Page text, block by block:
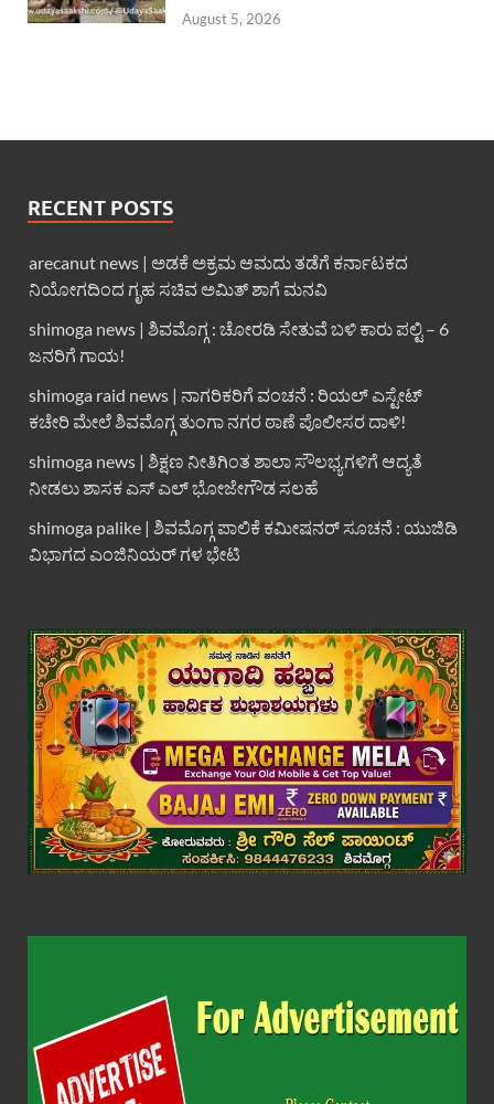
August 5, 2026
RECENT POSTS
arecanut news | ಅಡಕೆ ಅಕ್ರಮ ಆಮದು ತಡೆಗೆ ಕರ್ನಾಟಕದ
ನಿಯೋಗದಿಂದ ಗೃಹ ಸಚಿವ ಅಮಿತ್ ಶಾಗೆ ಮನವಿ
shimoga news | ಶಿವಮೊಗ್ಗ : ಚೋರಡಿ ಸೇತುವೆ ಬಳಿ ಕಾರು ಪಲ್ಟಿ – 6
ಜನರಿಗೆ ಗಾಯ!
shimoga raid news | ನಾಗರಿಕರಿಗೆ ವಂಚನೆ : ರಿಯಲ್ ಎಸ್ಟೇಟ್
ಕಚೇರಿ ಮೇಲೆ ಶಿವಮೊಗ್ಗ ತುಂಗಾ ನಗರ ಠಾಣೆ ಪೊಲೀಸರ ದಾಳಿ!
shimoga news | ಶಿಕ್ಷಣ ನೀತಿಗಿಂತ ಶಾಲಾ ಸೌಲಭ್ಯಗಳಿಗೆ ಆದ್ಯತೆ
ನೀಡಲು ಶಾಸಕ ಎಸ್ ಎಲ್ ಭೋಜೇಗೌಡ ಸಲಹೆ
shimoga palike | ಶಿವಮೊಗ್ಗ ಪಾಲಿಕೆ ಕಮೀಷನರ್ ಸೂಚನೆ : ಯುಜಿಡಿ
ವಿಭಾಗದ ಎಂಜಿನಿಯರ್ ಗಳ ಭೇಟಿ